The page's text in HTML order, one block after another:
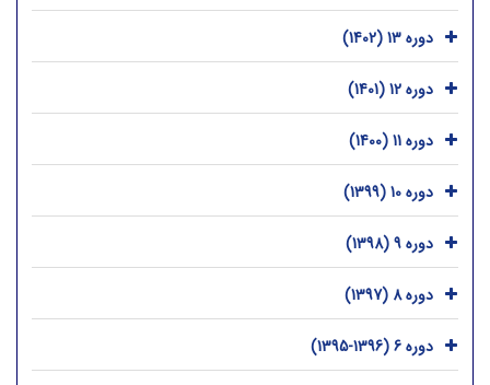
دوره 13 (1402)
دوره 12 (1401)
دوره 11 (1400)
دوره 10 (1399)
دوره 9 (1398)
دوره 8 (1397)
دوره 6 (1396-1395)